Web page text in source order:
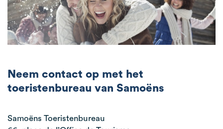
Neem contact op met het
toeristenbureau van Samoëns
Samoëns Toeristenbureau